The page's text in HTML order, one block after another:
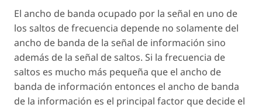
El ancho de banda ocupado por la señal en uno de
los saltos de frecuencia depende no solamente del
ancho de banda de la señal de información sino
además de la señal de saltos. Si la frecuencia de
saltos es mucho más pequeña que el ancho de
banda de información entonces el ancho de banda
de la información es el principal factor que decide el